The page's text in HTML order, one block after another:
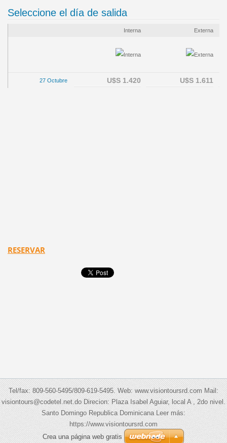
Seleccione el día de salida
Interna Externa
27 Octubre U$S 1.420 U$S 1.611
RESERVAR
Tel/fax: 809-560-5495/809-619-5495. Web: www.visiontoursrd.com Mail:
visiontours@codetel.net.do Direcion: Plaza Isabel Aguiar, local A , 2do nivel.
Santo Domingo Republica Dominicana Leer más:
https://www.visiontoursrd.com
Crea una página web gratis